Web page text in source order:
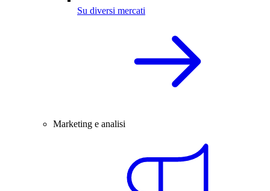
Su diversi mercati
Marketing e analisi